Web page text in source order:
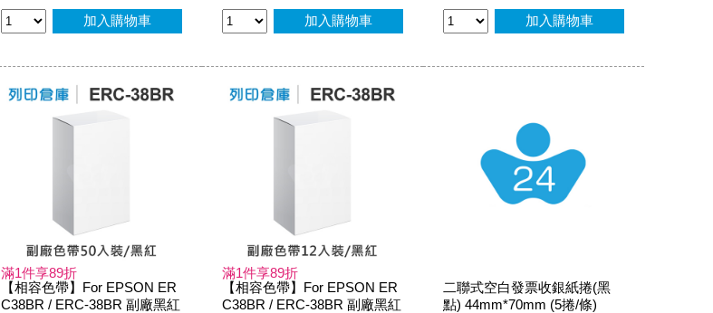
; G-STAR SA600N ; Epson RP-U420
P.O.S. / TM-H6000 / TM-H6000 II /
加入購物車 加入購物車 加入購物車
滿1件享89折
【相容色帶】For EPSON ER
C38BR / ERC-38BR 副廠黑紅
滿1件享89折
【相容色帶】For EPSON ER
C38BR / ERC-38BR 副廠黑紅
二聯式空白發票收銀紙捲(黑
點) 44mm*70mm (5捲/條)